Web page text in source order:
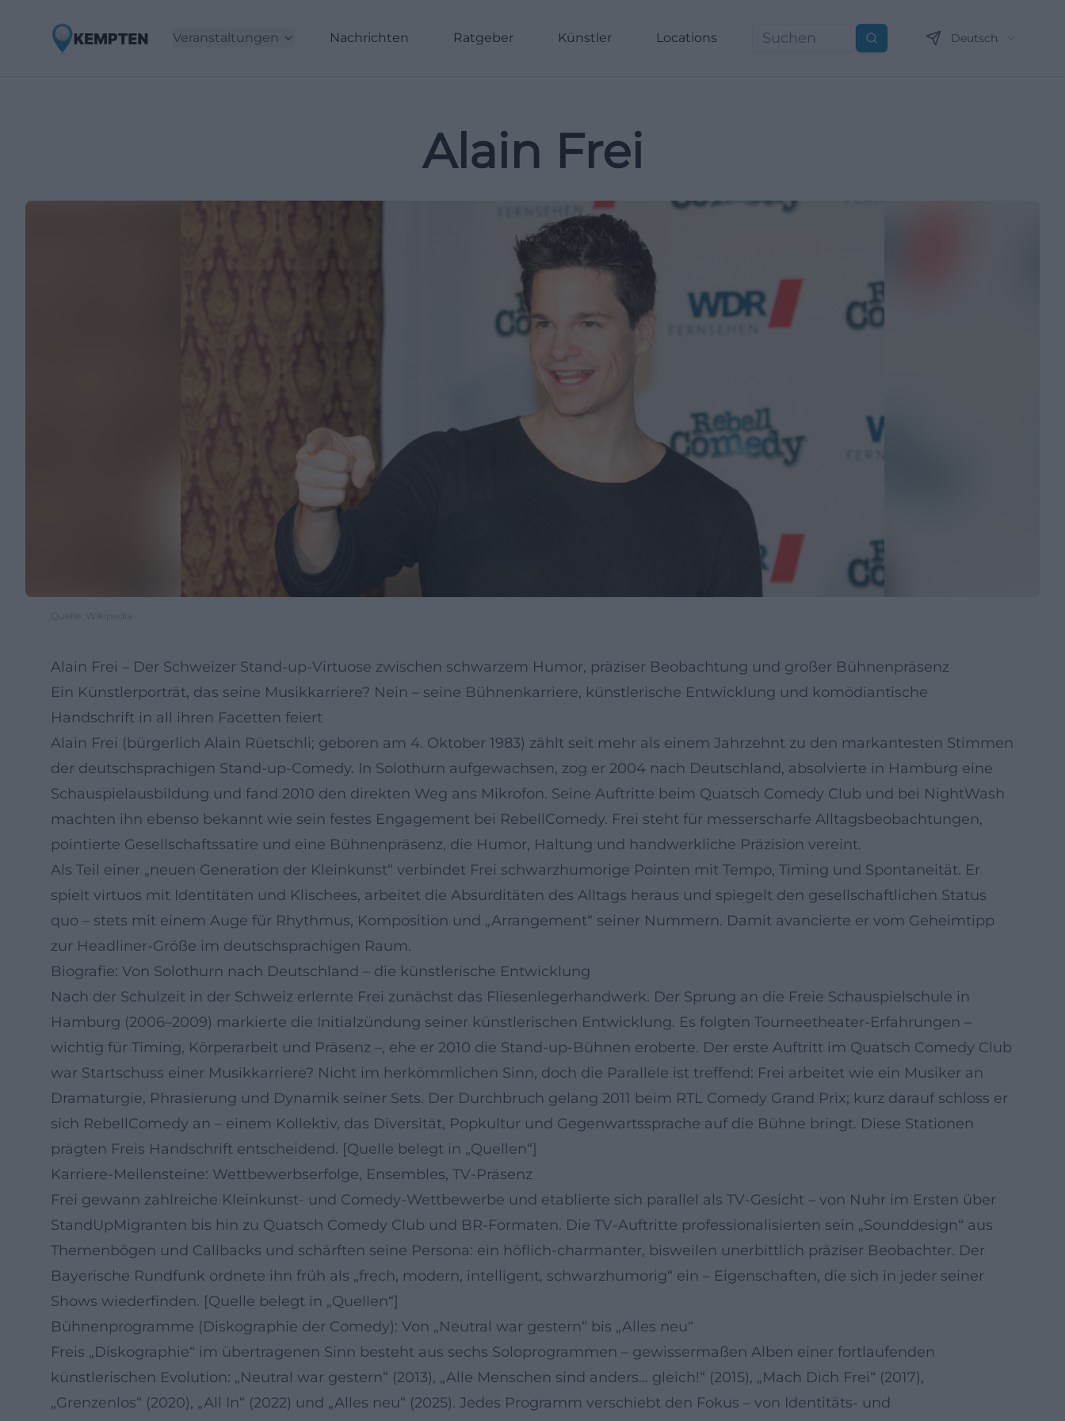
Veranstaltungen Nachrichten Ratgeber Künstler Locations Suchen Deutsch
Alain Frei
Quelle: Wikipedia
Alain Frei – Der Schweizer Stand-up-Virtuose zwischen schwarzem Humor, präziser Beobachtung und großer Bühnenpräsenz
Ein Künstlerporträt, das seine Musikkarriere? Nein – seine Bühnenkarriere, künstlerische Entwicklung und komödiantische
Handschrift in all ihren Facetten feiert
Alain Frei (bürgerlich Alain Rüetschli; geboren am 4. Oktober 1983) zählt seit mehr als einem Jahrzehnt zu den markantesten Stimmen
der deutschsprachigen Stand-up-Comedy. In Solothurn aufgewachsen, zog er 2004 nach Deutschland, absolvierte in Hamburg eine
Schauspielausbildung und fand 2010 den direkten Weg ans Mikrofon. Seine Auftritte beim Quatsch Comedy Club und bei NightWash
machten ihn ebenso bekannt wie sein festes Engagement bei RebellComedy. Frei steht für messerscharfe Alltagsbeobachtungen,
pointierte Gesellschaftssatire und eine Bühnenpräsenz, die Humor, Haltung und handwerkliche Präzision vereint.
Als Teil einer „neuen Generation der Kleinkunst“ verbindet Frei schwarzhumorige Pointen mit Tempo, Timing und Spontaneität. Er
spielt virtuos mit Identitäten und Klischees, arbeitet die Absurditäten des Alltags heraus und spiegelt den gesellschaftlichen Status
quo – stets mit einem Auge für Rhythmus, Komposition und „Arrangement“ seiner Nummern. Damit avancierte er vom Geheimtipp
zur Headliner-Größe im deutschsprachigen Raum.
Biografie: Von Solothurn nach Deutschland – die künstlerische Entwicklung
Nach der Schulzeit in der Schweiz erlernte Frei zunächst das Fliesenlegerhandwerk. Der Sprung an die Freie Schauspielschule in
Hamburg (2006–2009) markierte die Initialzündung seiner künstlerischen Entwicklung. Es folgten Tourneetheater-Erfahrungen –
wichtig für Timing, Körperarbeit und Präsenz –, ehe er 2010 die Stand-up-Bühnen eroberte. Der erste Auftritt im Quatsch Comedy Club
war Startschuss einer Musikkarriere? Nicht im herkömmlichen Sinn, doch die Parallele ist treffend: Frei arbeitet wie ein Musiker an
Dramaturgie, Phrasierung und Dynamik seiner Sets. Der Durchbruch gelang 2011 beim RTL Comedy Grand Prix; kurz darauf schloss er
sich RebellComedy an – einem Kollektiv, das Diversität, Popkultur und Gegenwartssprache auf die Bühne bringt. Diese Stationen
prägten Freis Handschrift entscheidend. [Quelle belegt in „Quellen“]
Karriere-Meilensteine: Wettbewerbserfolge, Ensembles, TV-Präsenz
Frei gewann zahlreiche Kleinkunst- und Comedy-Wettbewerbe und etablierte sich parallel als TV-Gesicht – von Nuhr im Ersten über
StandUpMigranten bis hin zu Quatsch Comedy Club und BR-Formaten. Die TV-Auftritte professionalisierten sein „Sounddesign“ aus
Themenbögen und Callbacks und schärften seine Persona: ein höflich-charmanter, bisweilen unerbittlich präziser Beobachter. Der
Bayerische Rundfunk ordnete ihn früh als „frech, modern, intelligent, schwarzhumorig“ ein – Eigenschaften, die sich in jeder seiner
Shows wiederfinden. [Quelle belegt in „Quellen“]
Bühnenprogramme (Diskographie der Comedy): Von „Neutral war gestern“ bis „Alles neu“
Freis „Diskographie“ im übertragenen Sinn besteht aus sechs Soloprogrammen – gewissermaßen Alben einer fortlaufenden
künstlerischen Evolution: „Neutral war gestern“ (2013), „Alle Menschen sind anders… gleich!“ (2015), „Mach Dich Frei“ (2017),
„Grenzenlos“ (2020), „All In“ (2022) und „Alles neu“ (2025). Jedes Programm verschiebt den Fokus – von Identitäts- und